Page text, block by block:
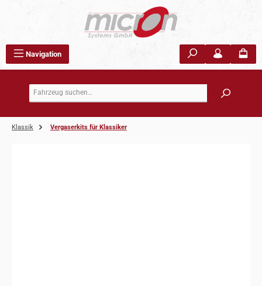
Navigation
Klassik Vergaserkits für Klassiker